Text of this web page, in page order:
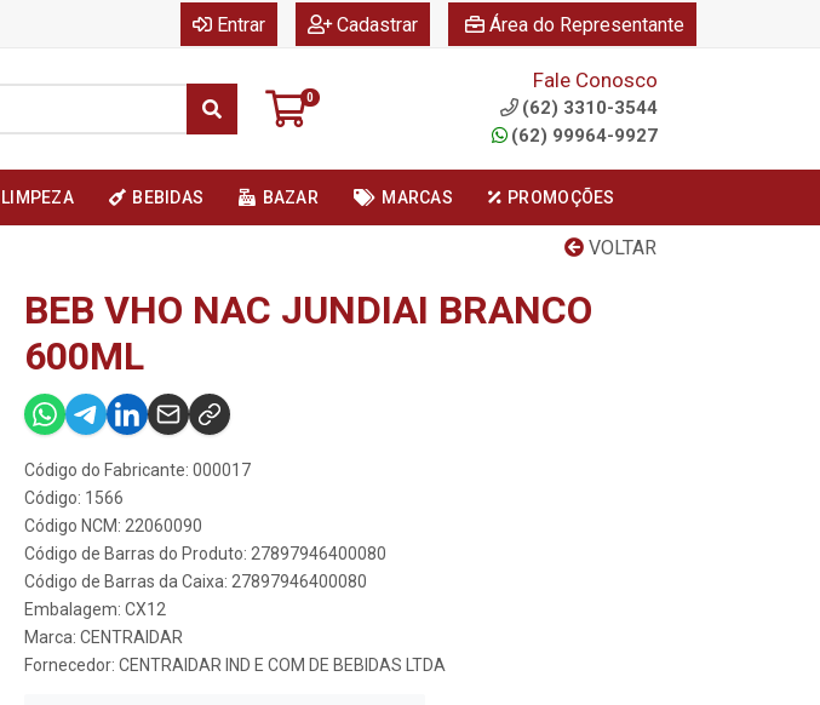
Entrar Cadastrar Área do Representante
0
Fale Conosco
(62) 3310-3544
(62) 99964-9927
LIMPEZA BEBIDAS BAZAR MARCAS PROMOÇÕES
VOLTAR
BEB VHO NAC JUNDIAI BRANCO
600ML
Código do Fabricante: 000017
Código: 1566
Código NCM: 22060090
Código de Barras do Produto: 27897946400080
Código de Barras da Caixa: 27897946400080
Embalagem: CX12
Marca: CENTRAIDAR
Fornecedor: CENTRAIDAR IND E COM DE BEBIDAS LTDA